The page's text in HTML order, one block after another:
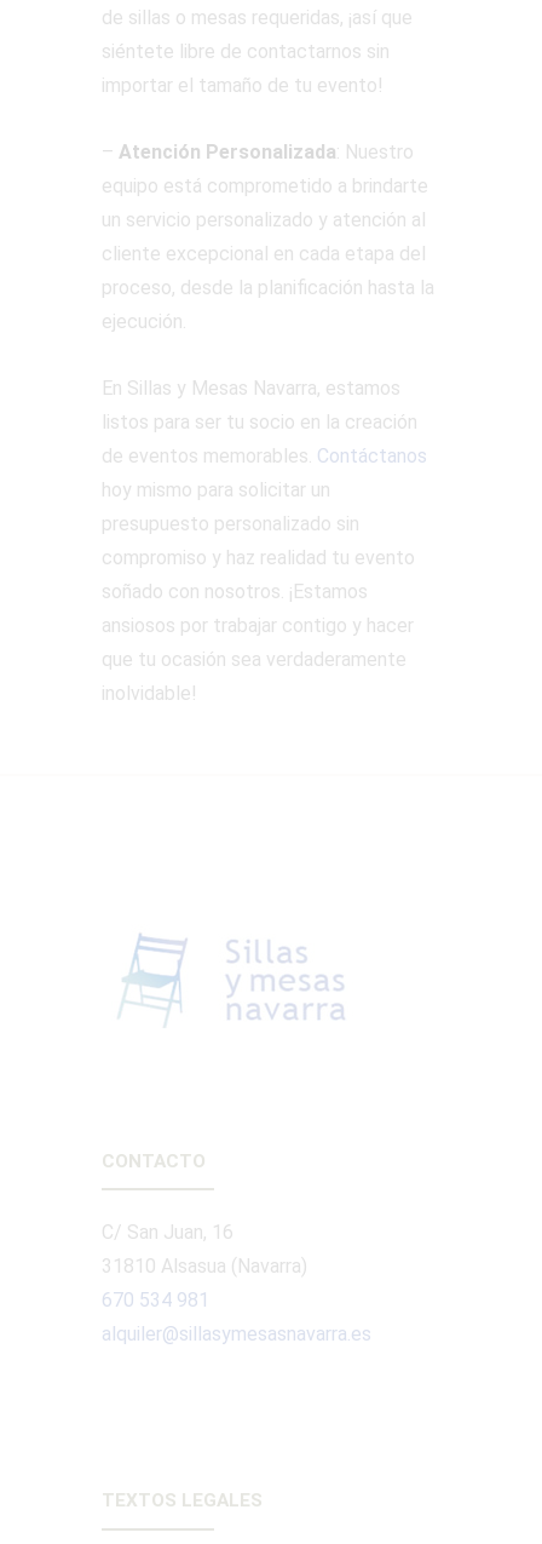
de sillas o mesas requeridas, ¡así que
siéntete libre de contactarnos sin
importar el tamaño de tu evento!
– Atención Personalizada: Nuestro
equipo está comprometido a brindarte
un servicio personalizado y atención al
cliente excepcional en cada etapa del
proceso, desde la planificación hasta la
ejecución.
En Sillas y Mesas Navarra, estamos
listos para ser tu socio en la creación
de eventos memorables. Contáctanos
hoy mismo para solicitar un
presupuesto personalizado sin
compromiso y haz realidad tu evento
soñado con nosotros. ¡Estamos
ansiosos por trabajar contigo y hacer
que tu ocasión sea verdaderamente
inolvidable!
CONTACTO
C/ San Juan, 16
31810 Alsasua (Navarra)
670 534 981
alquiler@sillasymesasnavarra.es
TEXTOS LEGALES